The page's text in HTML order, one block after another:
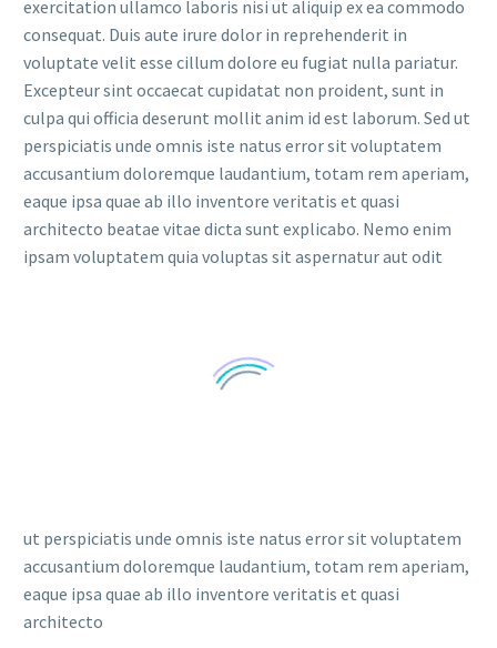
exercitation ullamco laboris nisi ut aliquip ex ea commodo
consequat. Duis aute irure dolor in reprehenderit in
voluptate velit esse cillum dolore eu fugiat nulla pariatur.
Excepteur sint occaecat cupidatat non proident, sunt in
culpa qui officia deserunt mollit anim id est laborum. Sed ut
perspiciatis unde omnis iste natus error sit voluptatem
accusantium doloremque laudantium, totam rem aperiam,
eaque ipsa quae ab illo inventore veritatis et quasi
architecto beatae vitae dicta sunt explicabo. Nemo enim
ipsam voluptatem quia voluptas sit aspernatur aut odit
ut perspiciatis unde omnis iste natus error sit voluptatem
accusantium doloremque laudantium, totam rem aperiam,
eaque ipsa quae ab illo inventore veritatis et quasi
architecto